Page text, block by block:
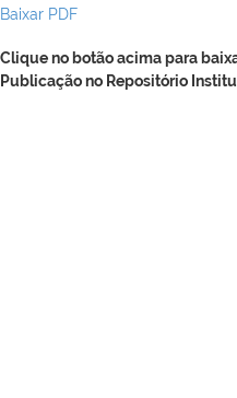
Baixar PDF
Clique no botão acima para
Publicação no Repositório